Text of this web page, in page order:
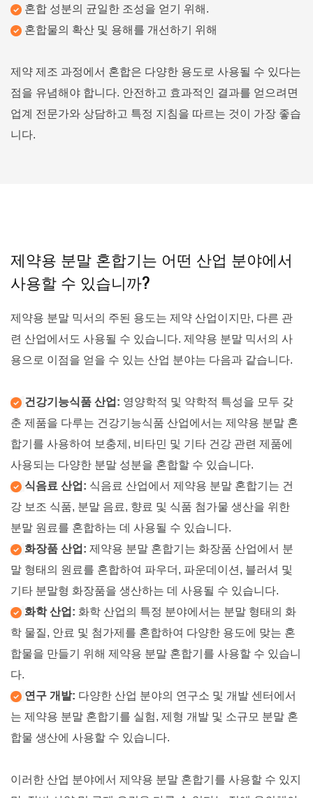
혼합 성분의 균일한 조성을 얻기 위해.
혼합물의 확산 및 용해를 개선하기 위해
제약 제조 과정에서 혼합은 다양한 용도로 사용될 수 있다는
점을 유념해야 합니다. 안전하고 효과적인 결과를 얻으려면
업계 전문가와 상담하고 특정 지침을 따르는 것이 가장 좋습
니다.
제약용 분말 혼합기는 어떤 산업 분야에서
사용할 수 있습니까?
제약용 분말 믹서의 주된 용도는 제약 산업이지만, 다른 관
련 산업에서도 사용될 수 있습니다. 제약용 분말 믹서의 사
용으로 이점을 얻을 수 있는 산업 분야는 다음과 같습니다.
건강기능식품 산업: 영양학적 및 약학적 특성을 모두 갖
춘 제품을 다루는 건강기능식품 산업에서는 제약용 분말 혼
합기를 사용하여 보충제, 비타민 및 기타 건강 관련 제품에
사용되는 다양한 분말 성분을 혼합할 수 있습니다.
식음료 산업: 식음료 산업에서 제약용 분말 혼합기는 건
강 보조 식품, 분말 음료, 향료 및 식품 첨가물 생산을 위한
분말 원료를 혼합하는 데 사용될 수 있습니다.
화장품 산업: 제약용 분말 혼합기는 화장품 산업에서 분
말 형태의 원료를 혼합하여 파우더, 파운데이션, 블러셔 및
기타 분말형 화장품을 생산하는 데 사용될 수 있습니다.
화학 산업: 화학 산업의 특정 분야에서는 분말 형태의 화
학 물질, 안료 및 첨가제를 혼합하여 다양한 용도에 맞는 혼
합물을 만들기 위해 제약용 분말 혼합기를 사용할 수 있습니
다.
연구 개발: 다양한 산업 분야의 연구소 및 개발 센터에서
는 제약용 분말 혼합기를 실험, 제형 개발 및 소규모 분말 혼
합물 생산에 사용할 수 있습니다.
이러한 산업 분야에서 제약용 분말 혼합기를 사용할 수 있지